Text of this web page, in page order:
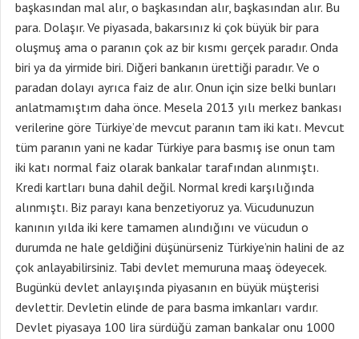
başkasından mal alır, o başkasından alır, başkasından alır. Bu
para. Dolaşır. Ve piyasada, bakarsınız ki çok büyük bir para
oluşmuş ama o paranın çok az bir kısmı gerçek paradır. Onda
biri ya da yirmide biri. Diğeri bankanın ürettiği paradır. Ve o
paradan dolayı ayrıca faiz de alır. Onun için size belki bunları
anlatmamıştım daha önce. Mesela 2013 yılı merkez bankası
verilerine göre Türkiye’de mevcut paranın tam iki katı. Mevcut
tüm paranın yani ne kadar Türkiye para basmış ise onun tam
iki katı normal faiz olarak bankalar tarafından alınmıştı.
Kredi kartları buna dahil değil. Normal kredi karşılığında
alınmıştı. Biz parayı kana benzetiyoruz ya. Vücudunuzun
kanının yılda iki kere tamamen alındığını ve vücudun o
durumda ne hale geldiğini düşünürseniz Türkiye’nin halini de az
çok anlayabilirsiniz. Tabi devlet memuruna maaş ödeyecek.
Bugünkü devlet anlayışında piyasanın en büyük müşterisi
devlettir. Devletin elinde de para basma imkanları vardır.
Devlet piyasaya 100 lira sürdüğü zaman bankalar onu 1000